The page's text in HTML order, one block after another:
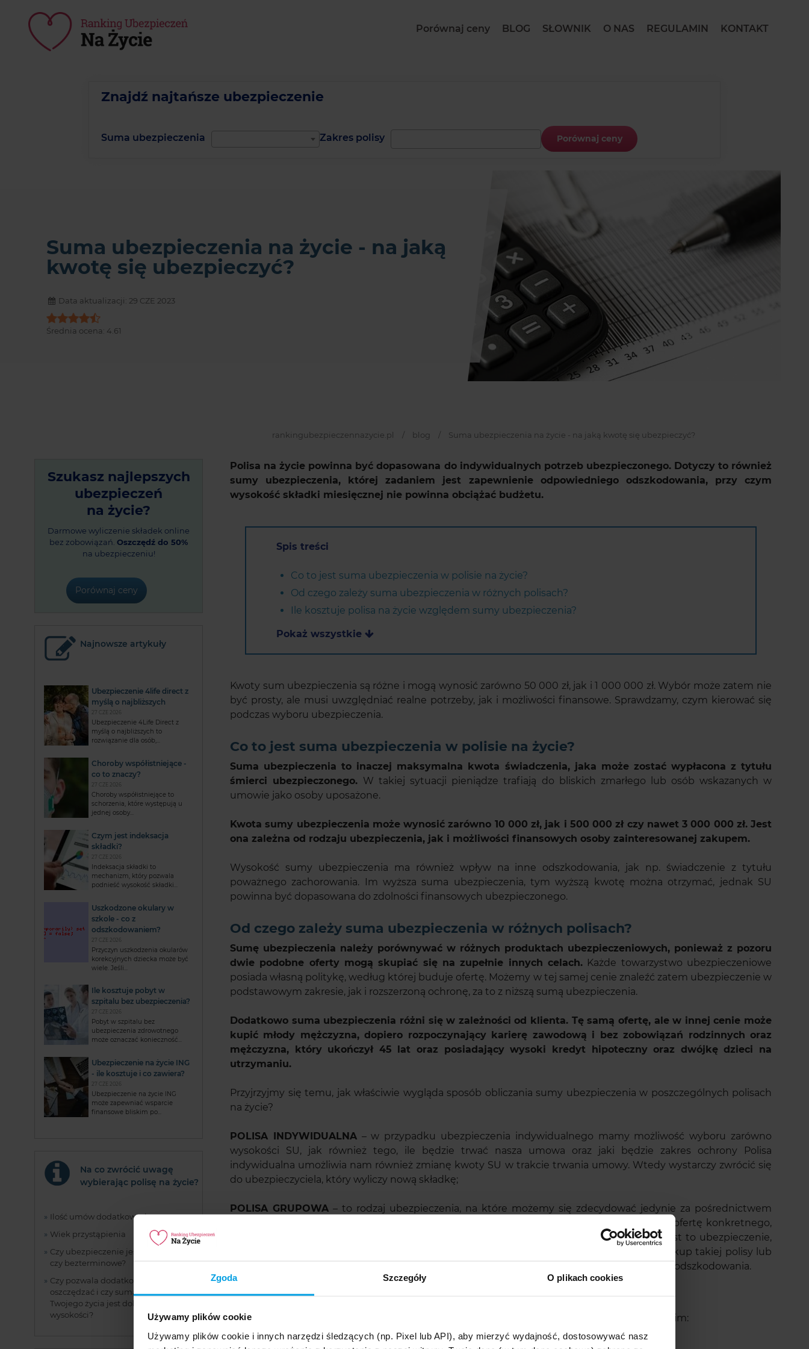
Zgoda Szczegóły O plikach cookies
Używamy plików cookie
Używamy plików cookie i innych narzędzi śledzących (np. Pixel lub API), aby mierzyć wydajność, dostosowywać nasz
Porównaj ceny BLOG SŁOWNIK O NAS REGULAMIN KONTAKT
Suma ubezpieczenia Zakres polisy Porównaj ceny
Znajdź najtańsze ubezpieczenie
Suma ubezpieczenia na życie - na jaką
kwotę się ubezpieczyć?
Data aktualizacji: 29 CZE 2023
Średnia ocena: 4.61
rankingubezpieczennazycie.pl / blog / Suma ubezpieczenia na życie - na jaką kwotę się ubezpieczyć?
Szukasz najlepszych
ubezpieczeń
na życie?
Darmowe wyliczenie składek online
bez zobowiązań. Oszczędź do 50%
na ubezpieczeniu!
Porównaj ceny
Najnowsze artykuły
Ubezpieczenie 4life direct z
myślą o najbliższych
27 CZE 2026
Ubezpieczenie 4Life Direct z
myślą o najbliższych to
rozwiązanie dla osób,...
Choroby współistniejące -
co to znaczy?
27 CZE 2026
Choroby współistniejące to
schorzenia, które występują u
jednej osoby...
Czym jest indeksacja
składki?
27 CZE 2026
Indeksacja składki to
mechanizm, który pozwala
podnieść wysokość składki...
Uszkodzone okulary w
szkole - co z
odszkodowaniem?
27 CZE 2026
Przyczyn uszkodzenia okularów
korekcyjnych dziecka może być
wiele. Jeśli...
Ile kosztuje pobyt w
szpitalu bez ubezpieczenia?
27 CZE 2026
Pobyt w szpitalu bez
ubezpieczenia zdrowotnego
może oznaczać konieczność...
Ubezpieczenie na życie ING
- ile kosztuje i co zawiera?
27 CZE 2026
Ubezpieczenie na życie ING
może zapewniać wsparcie
finansowe bliskim po...
Na co zwrócić uwagę
wybierając polisę na życie?
Ilość umów dodatkowych
Wiek przystąpienia
Czy ubezpieczenie jest terminowe,
czy bezterminowe?
Czy pozwala dodatkowo
oszczędzać i czy suma ochrony
Twojego życia jest dobrej
wysokości?
Polisa na życie powinna być dopasowana do indywidualnych potrzeb ubezpieczonego. Dotyczy to również
sumy ubezpieczenia, której zadaniem jest zapewnienie odpowiedniego odszkodowania, przy czym
wysokość składki miesięcznej nie powinna obciążać budżetu.
Spis treści
Co to jest suma ubezpieczenia w polisie na życie?
Od czego zależy suma ubezpieczenia w różnych polisach?
Ile kosztuje polisa na życie względem sumy ubezpieczenia?
Pokaż wszystkie
Kwoty sum ubezpieczenia są różne i mogą wynosić zarówno 50 000 zł, jak i 1 000 000 zł. Wybór może zatem nie
być prosty, ale musi uwzględniać realne potrzeby, jak i możliwości finansowe. Sprawdzamy, czym kierować się
podczas wyboru ubezpieczenia.
Co to jest suma ubezpieczenia w polisie na życie?
Suma ubezpieczenia to inaczej maksymalna kwota świadczenia, jaka może zostać wypłacona z tytułu
śmierci ubezpieczonego. W takiej sytuacji pieniądze trafiają do bliskich zmarłego lub osób wskazanych w
umowie jako osoby uposażone.
Kwota sumy ubezpieczenia może wynosić zarówno 10 000 zł, jak i 500 000 zł czy nawet 3 000 000 zł. Jest
ona zależna od rodzaju ubezpieczenia, jak i możliwości finansowych osoby zainteresowanej zakupem.
Wysokość sumy ubezpieczenia ma również wpływ na inne odszkodowania, jak np. świadczenie z tytułu
poważnego zachorowania. Im wyższa suma ubezpieczenia, tym wyższą kwotę można otrzymać, jednak SU
powinna być dopasowana do zdolności finansowych ubezpieczonego.
Od czego zależy suma ubezpieczenia w różnych polisach?
Sumę ubezpieczenia należy porównywać w różnych produktach ubezpieczeniowych, ponieważ z pozoru
dwie podobne oferty mogą skupiać się na zupełnie innych celach. Każde towarzystwo ubezpieczeniowe
posiada własną politykę, według której buduje ofertę. Możemy w tej samej cenie znaleźć zatem ubezpieczenie w
podstawowym zakresie, jak i rozszerzoną ochronę, za to z niższą sumą ubezpieczenia.
Dodatkowo suma ubezpieczenia różni się w zależności od klienta. Tę samą ofertę, ale w innej cenie może
kupić młody mężczyzna, dopiero rozpoczynający karierę zawodową i bez zobowiązań rodzinnych oraz
mężczyzna, który ukończył 45 lat oraz posiadający wysoki kredyt hipoteczny oraz dwójkę dzieci na
utrzymaniu.
Przyjrzyjmy się temu, jak właściwie wygląda sposób obliczania sumy ubezpieczenia w poszczególnych polisach
na życie?
POLISA INDYWIDUALNA– w przypadku ubezpieczenia indywidualnego mamy możliwość wyboru zarówno
wysokości SU, jak również tego, ile będzie trwać nasza umowa oraz jaki będzie zakres ochrony Polisa
indywidualna umożliwia nam również zmianę kwoty SU w trakcie trwania umowy. Wtedy wystarczy zwrócić się
do ubezpieczyciela, który wyliczy nową składkę;
POLISA GRUPOWA – to rodzaj ubezpieczenia, na które możemy się zdecydować jedynie za pośrednictwem
naszego pracodawcy, banku lub operatora sieci komórkowej. Oznacza to, że otrzymujemy ofertę konkretnego,
gotowego produktu, w którym nic nie możemy zmienić, w tym również wysokości SU. Jest to ubezpieczenie,
które zazwyczaj jest tanim produktem jednak o niewysokiej SU. Warto jednak rozważyć zakup takiej polisy lub
dokupienia polisy indywidualnej. Wówczas za to samo zdarzenie otrzymamy z obu polis dwa odszkodowania.
Ile kosztuje polisa na życie względem sumy ubezpieczenia?
Koszt naszego ubezpieczenia jest zależny od kilku ważnych czynników. Są to przede wszystkim: